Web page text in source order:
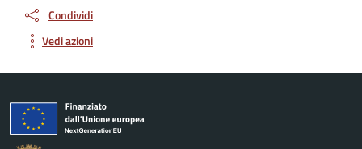
Condividi
Vedi azioni